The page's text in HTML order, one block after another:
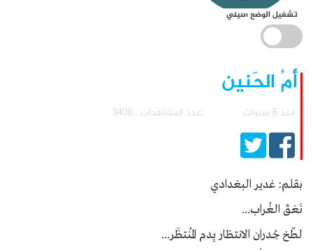
تشغيل الوضع الليلي
أُمُ الحَنين
منذ 6 سنوات عدد المشاهدات : 3406
بقلم: غدير البغدادي
نَعَقَ الغُراب...
لطّخ جُدران الانتظار بِدم المُنتظَر...